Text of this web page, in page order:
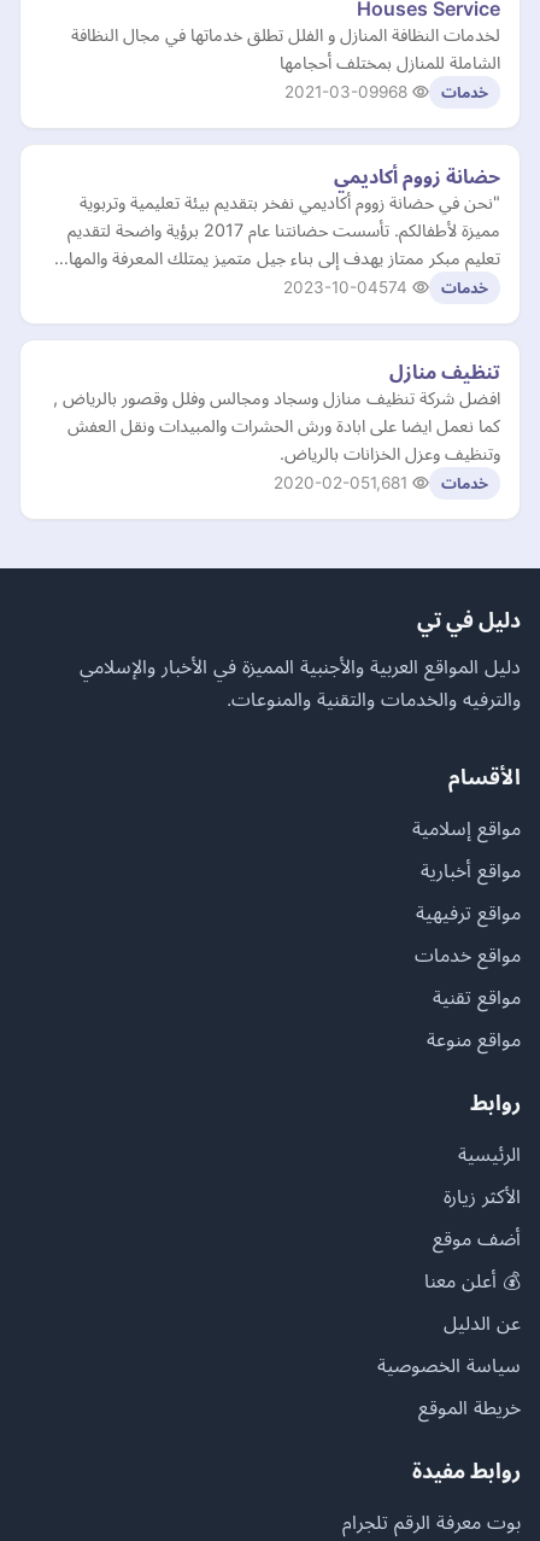
Houses Service
لخدمات النظافة المنازل و الفلل تطلق خدماتها في مجال النظافة
الشاملة للمنازل بمختلف أحجامها
خدمات 2021-03-09
حضانة زووم أكاديمي
"نحن في حضانة زووم أكاديمي نفخر بتقديم بيئة تعليمية وتربوية
مميزة لأطفالكم. تأسست حضانتنا عام 2017 برؤية واضحة لتقديم
تعليم مبكر ممتاز يهدف إلى بناء جيل متميز يمتلك المعرفة والمها…
خدمات 2023-10-04
تنظيف منازل
افضل شركة تنظيف منازل وسجاد ومجالس وفلل وقصور بالرياض ,
كما نعمل ايضا على ابادة ورش الحشرات والمبيدات ونقل العفش
وتنظيف وعزل الخزانات بالرياض.
خدمات 2020-02-05
دليل في تي
دليل المواقع العربية والأجنبية المميزة في الأخبار والإسلامي
والترفيه والخدمات والتقنية والمنوعات.
الأقسام
مواقع إسلامية
مواقع أخبارية
مواقع ترفيهية
مواقع خدمات
مواقع تقنية
مواقع منوعة
روابط
الرئيسية
الأكثر زيارة
أضف موقع
💰 أعلن معنا
عن الدليل
سياسة الخصوصية
خريطة الموقع
روابط مفيدة
بوت معرفة الرقم تلجرام